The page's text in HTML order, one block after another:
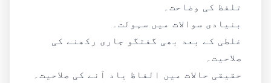
تلفظ کی وضاحت۔
بنیادی سوالات میں سہولت۔
غلطی کے بعد بھی گفتگو جاری رکھنے کی
صلاحیت۔
حقیقی حالات میں الفاظ یاد آنے کی صلاحیت۔